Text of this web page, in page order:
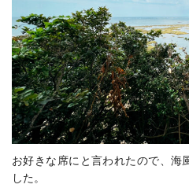
お好きな席にと言われたので、海
した。